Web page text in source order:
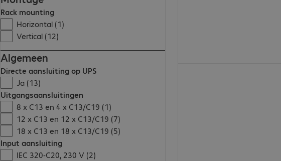
Rack mounting
Horizontal (1)
Vertical (12)
Algemeen
Directe aansluiting op UPS
Ja (13)
Uitgangsaansluitingen
8 x C13 en 4 x C13/C19 (1)
12 x C13 en 12 x C13/C19 (7)
18 x C13 en 18 x C13/C19 (5)
Input aansluiting
IEC 320-C20, 230 V (2)